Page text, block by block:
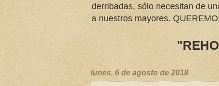
derribadas, sólo necesitan de
a nuestros mayores.
lunes, 6 de agosto de 2018